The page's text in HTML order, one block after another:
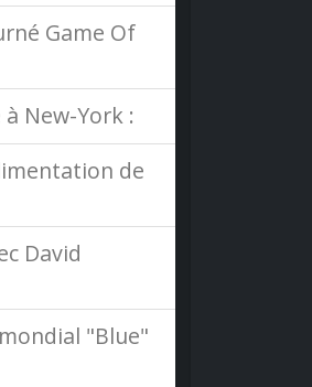
Game Of
New-York :
de
David
"Blue"